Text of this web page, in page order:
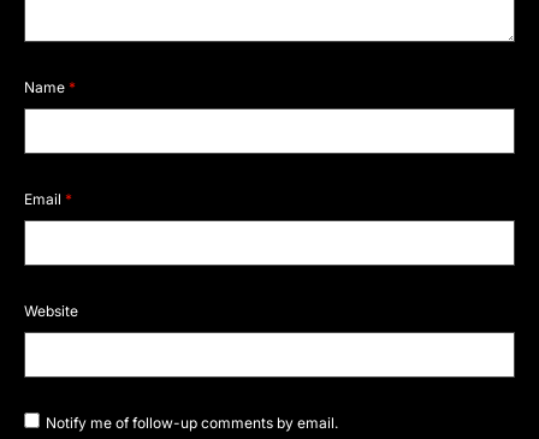
Name *
Email *
Website
Notify me of follow-up comments by email.